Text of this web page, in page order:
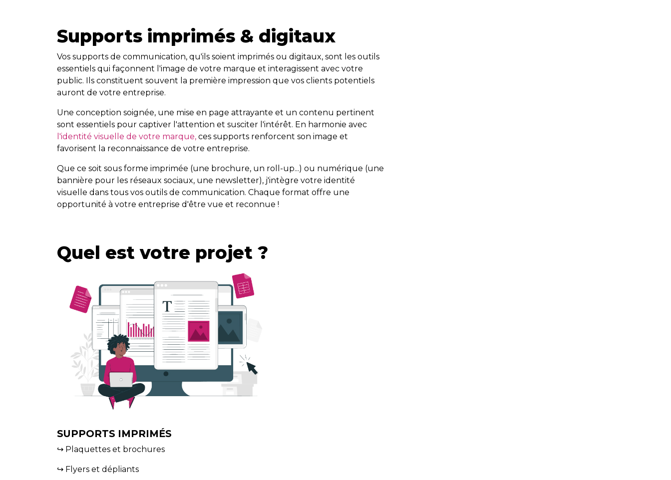
Supports imprimés & digitaux
Vos supports de communication, qu'ils soient imprimés ou digitaux, sont les outils
essentiels qui façonnent l'image de votre marque et interagissent avec votre
public. Ils constituent souvent la première impression que vos clients potentiels
auront de votre entreprise.
Une conception soignée, une mise en page attrayante et un contenu pertinent
sont essentiels pour captiver l'attention et susciter l'intérêt. En harmonie avec
l'identité visuelle de votre marque, ces supports renforcent son image et
favorisent la reconnaissance de votre entreprise.
Que ce soit sous forme imprimée (une brochure, un roll-up...) ou numérique (une
bannière pour les réseaux sociaux, une newsletter), j'intègre votre identité
visuelle dans tous vos outils de communication. Chaque format offre une
opportunité à votre entreprise d'être vue et reconnue !
Quel est votre projet ?
SUPPORTS IMPRIMÉS
↪ Plaquettes et brochures
↪ Flyers et dépliants